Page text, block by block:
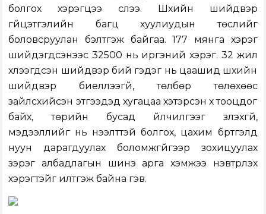
болгох хэрэгцээ үүслээ. Шүүхийн шийдвэр
гүйцэтгэлийн багц хуулиудын төслийг
боловсруулан бэлтгэж байгаа. 177 мянга хэрэг
шийдэгдсэнээс 32500 нь иргэний хэрэг. 32 жил
хүлээгдсэн шийдвэр бий гэдэг нь цаашид шүүхийн
шийдвэр биелүүлээгүй, төлбөр төлөхөөс
зайлсхийсэн этгээдэд хугацаа хэтэрсэн хүү тооцдог
байх, төрийн бусад үйлчилгээг үзүүлэхгүй,
мэдээллийг нь нээлттэй болгох, цахим бүртгэлд
нуун дарагдуулах боломжгүйгээр зохицуулах
зэрэг албадлагын шинэ арга хэмжээ нэвтрүүлэх
хэрэгтэйг илтгэж байна гэв.